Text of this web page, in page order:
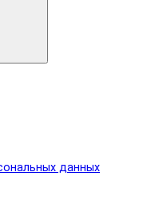
данных